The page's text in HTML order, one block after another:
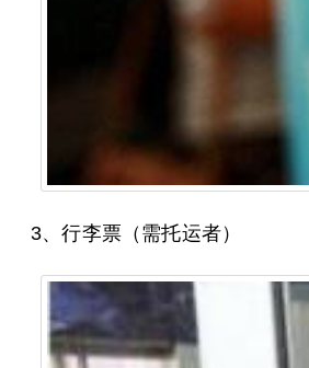
3、行李票（需托运者）